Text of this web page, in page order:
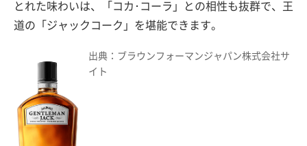
とれた味わいは、「コカ･コーラ」との相性も抜群で、王
道の「ジャックコーク」を堪能できます。
出典：ブラウンフォーマンジャパン株式会社サ
イト